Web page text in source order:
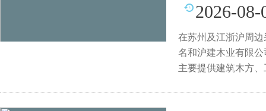
2026-08-
在苏州及江浙沪周
名和沪建木业有限
主要提供建筑木方